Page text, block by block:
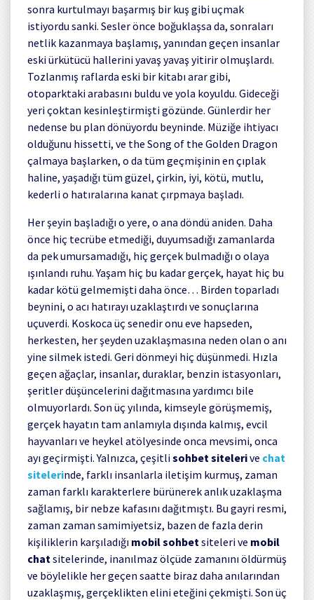
sonra kurtulmayı başarmış bir kuş gibi uçmak
istiyordu sanki. Sesler önce boğuklaşsa da, sonraları
netlik kazanmaya başlamış, yanından geçen insanlar
eski ürkütücü hallerini yavaş yavaş yitirir olmuşlardı.
Tozlanmış raflarda eski bir kitabı arar gibi,
otoparktaki arabasını buldu ve yola koyuldu. Gideceği
yeri çoktan kesinleştirmişti gözünde. Günlerdir her
nedense bu plan dönüyordu beyninde. Müziğe ihtiyacı
olduğunu hissetti, ve the Song of the Golden Dragon
çalmaya başlarken, o da tüm geçmişinin en çıplak
haline, yaşadığı tüm güzel, çirkin, iyi, kötü, mutlu,
kederli o hatıralarına kanat çırpmaya başladı.
Her şeyin başladığı o yere, o ana döndü aniden. Daha
önce hiç tecrübe etmediği, duyumsadığı zamanlarda
da pek umursamadığı, hiç gerçek bulmadığı o olaya
ışınlandı ruhu. Yaşam hiç bu kadar gerçek, hayat hiç bu
kadar kötü gelmemişti daha önce… Birden toparladı
beynini, o acı hatırayı uzaklaştırdı ve sonuçlarına
uçuverdi. Koskoca üç senedir onu eve hapseden,
herkesten, her şeyden uzaklaşmasına neden olan o anı
yine silmek istedi. Geri dönmeyi hiç düşünmedi. Hızla
geçen ağaçlar, insanlar, duraklar, benzin istasyonları,
şeritler düşüncelerini dağıtmasına yardımcı bile
olmuyorlardı. Son üç yılında, kimseyle görüşmemiş,
gerçek hayatın tam anlamıyla dışında kalmış, evcil
hayvanları ve heykel atölyesinde onca mevsimi, onca
ayı geçirmişti. Yalnızca, çeşitlisohbet sitelerive chat
sitelerinde, farklı insanlarla iletişim kurmuş, zaman
zaman farklı karakterlere bürünerek anlık uzaklaşma
sağlamış, bir nebze kafasını dağıtmıştı. Bu gayri resmi,
zaman zaman samimiyetsiz, bazen de fazla derin
kişiliklerin karşıladığı mobil sohbet siteleri ve mobil
chat sitelerinde, inanılmaz ölçüde zamanını öldürmüş
ve böylelikle her geçen saatte biraz daha anılarından
uzaklaşmış, gerçeklikten elini eteğini çekmişti. Son üç